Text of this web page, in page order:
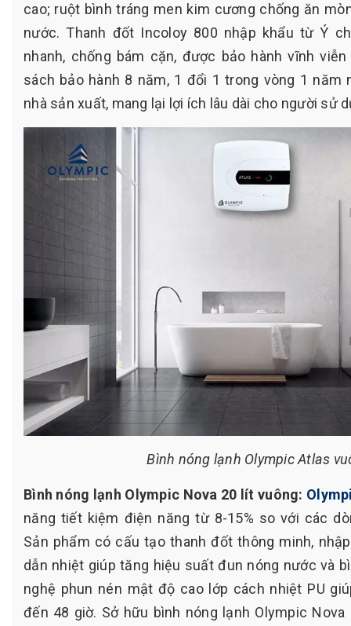
cao; ruột bình tráng men kim cương chống ăn
nước. Thanh đốt Incoloy 800 nhập khẩu từ Ý
nhanh, chống bám cặn, được bảo hành vĩnh
sách bảo hành 8 năm, 1 đổi 1 trong vòng 1 năm
nhà sản xuất, mang lại lợi ích lâu dài cho người sử
Bình nóng lạnh Olympic Atlas
Bình nóng lạnh Olympic Nova 20 lít vuông:
năng tiết kiệm điện năng từ 8-15% so với các
Sản phẩm có cấu tạo thanh đốt thông minh,
dẫn nhiệt giúp tăng hiệu suất đun nóng nước và
nghệ phun nén mật độ cao lớp cách nhiệt PU
đến 48 giờ. Sở hữu bình nóng lạnh Olympic